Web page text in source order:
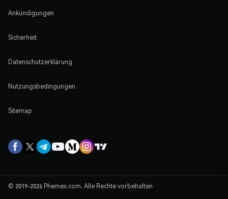
Ankündigungen
Sicherheit
Datenschutzerklärung
Nutzungsbedingungen
Sitemap
© 2019-2026 Phemex.com. Alle Rechte vorbehalten